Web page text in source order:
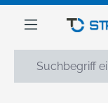
springen